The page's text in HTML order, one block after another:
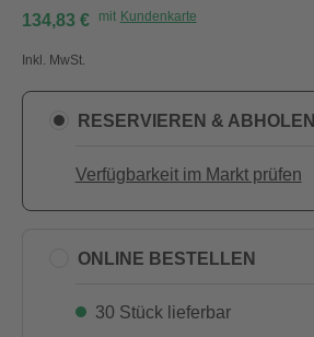
134,83 € mit Kundenkarte
Inkl. MwSt.
RESERVIEREN & ABHOLEN
Verfügbarkeit im Markt prüfen
ONLINE BESTELLEN
30 Stück lieferbar